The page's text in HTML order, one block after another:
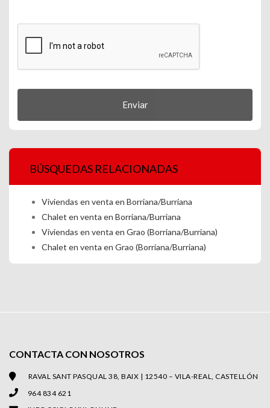
Enviar
BÚSQUEDAS RELACIONADAS
Viviendas en venta en Borriana/Burriana
Chalet en venta en Borriana/Burriana
Viviendas en venta en Grao (Borriana/Burriana)
Chalet en venta en Grao (Borriana/Burriana)
CONTACTA CON NOSOTROS
RAVAL SANT PASQUAL 38, BAIX | 12540 – VILA-REAL, CASTELLÓN
964 834 621